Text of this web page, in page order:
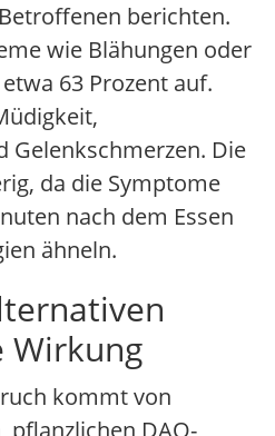
berichten.
wie Blähungen oder
63 Prozent auf.
Gelenkschmerzen. Die
da die Symptome
nach dem Essen
ähneln.
Wirkung
kommt von